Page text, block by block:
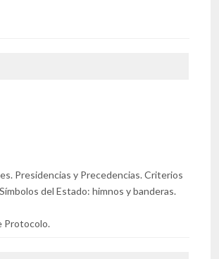
Presidencias y Precedencias. Criterios
del Estado: himnos y banderas.
Protocolo.